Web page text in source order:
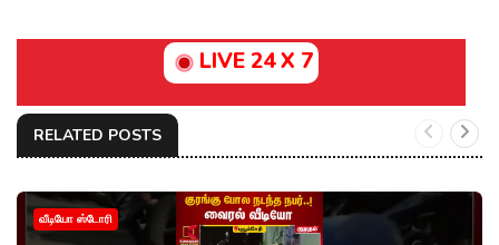
LIVE 24 X 7
RELATED POSTS
வீடியோ ஸ்டோரி